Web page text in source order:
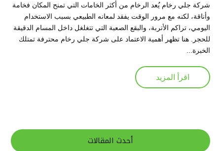
شركة جلي رخام يُعد الرخام من أكثر الخامات التي تمنح المكان فخامة
وأناقة، لكنه مع مرور الوقت يفقد لمعانه الطبيعي بسبب الاستخدام
اليومي، تراكم الأتربة، والبقع الصعبة التي تتغلغل داخل المسام الدقيقة
للحجر. هنا تظهر أهمية الاعتماد على شركة جلي رخام محترفة تمتلك
الخبرة...
اقرأ المزيد
أحدث المقالات